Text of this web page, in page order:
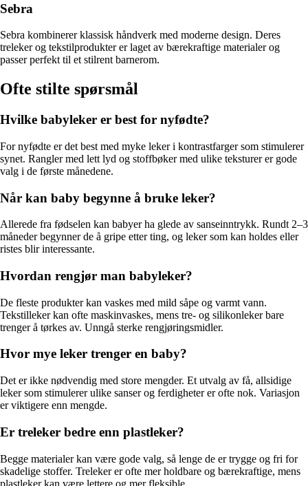
Sebra
Sebra kombinerer klassisk håndverk med moderne design. Deres
treleker og tekstilprodukter er laget av bærekraftige materialer og
passer perfekt til et stilrent barnerom.
Ofte stilte spørsmål
Hvilke babyleker er best for nyfødte?
For nyfødte er det best med myke leker i kontrastfarger som stimulerer
synet. Rangler med lett lyd og stoffbøker med ulike teksturer er gode
valg i de første månedene.
Når kan baby begynne å bruke leker?
Allerede fra fødselen kan babyer ha glede av sanseinntrykk. Rundt 2–3
måneder begynner de å gripe etter ting, og leker som kan holdes eller
ristes blir interessante.
Hvordan rengjør man babyleker?
De fleste produkter kan vaskes med mild såpe og varmt vann.
Tekstilleker kan ofte maskinvaskes, mens tre- og silikonleker bare
trenger å tørkes av. Unngå sterke rengjøringsmidler.
Hvor mye leker trenger en baby?
Det er ikke nødvendig med store mengder. Et utvalg av få, allsidige
leker som stimulerer ulike sanser og ferdigheter er ofte nok. Variasjon
er viktigere enn mengde.
Er treleker bedre enn plastleker?
Begge materialer kan være gode valg, så lenge de er trygge og fri for
skadelige stoffer. Treleker er ofte mer holdbare og bærekraftige, mens
plastleker kan være lettere og mer fleksible.